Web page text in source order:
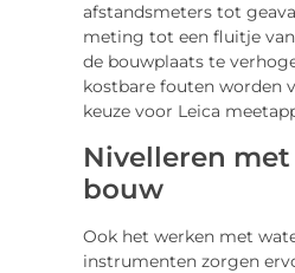
afstandsmeters tot
meting tot een fluitje
de bouwplaats te
kostbare fouten worden
keuze voor Leica
Nivelleren
bouw
Ook het werken met
instrumenten zorgen